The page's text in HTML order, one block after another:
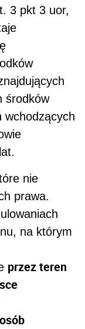
3 pkt 3 uor,
środków
wchodzących
nie
prawa.
na którym
przez teren